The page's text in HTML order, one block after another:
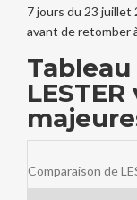
7 jours du 23 juillet
avant de retomber
Comparaison de